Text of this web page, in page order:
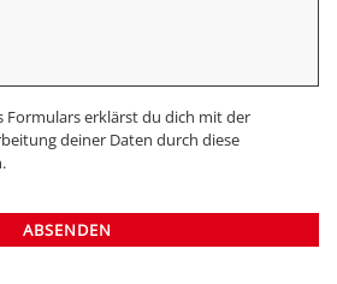
Formulars erklärst du dich mit der
deiner Daten durch diese